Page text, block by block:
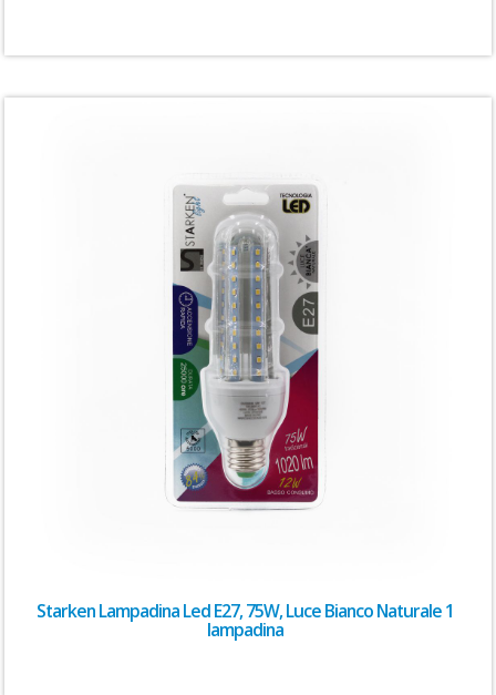
Starken Lampadina Led E27, 75W, Luce Bianco Naturale 1
lampadina